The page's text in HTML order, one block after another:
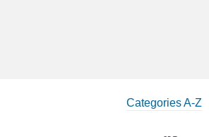
Categories A-Z